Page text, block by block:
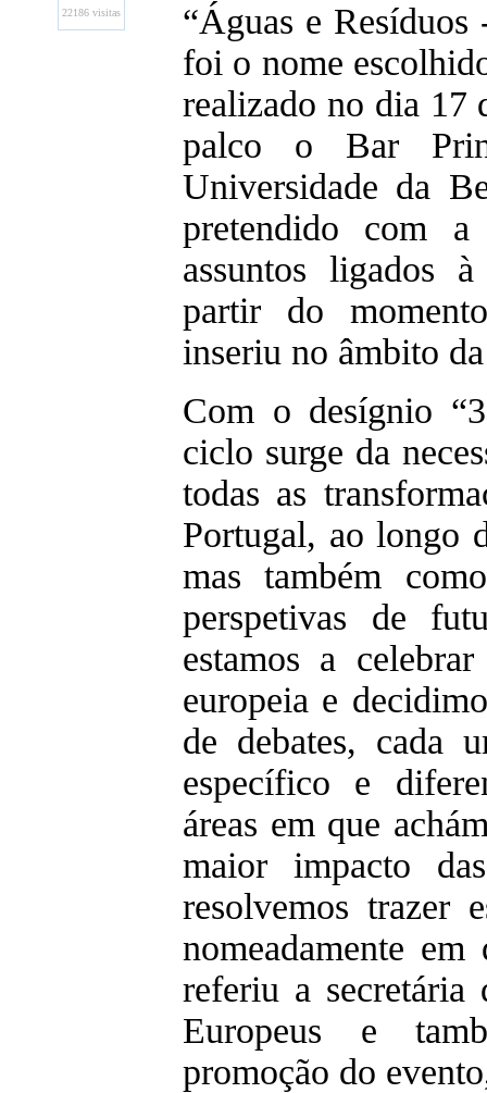
22186 visitas
“Águas e Resíduos
foi o nome
realizado no dia 17
palco o Bar
Universidade da
pretendido com
assuntos ligados
partir do
inseriu no âmbito
Com o desígnio
ciclo surge da
todas as
Portugal, ao longo
mas também
perspetivas de
estamos a
europeia e
de debates, cada
específico e
áreas em que
maior impacto
resolvemos trazer
nomeadamente
referiu a secretária
Europeus e
promoção do